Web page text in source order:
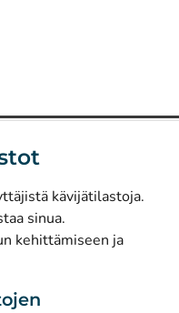
kävijätilastoja.
sinua.
kehittämiseen ja
)
)